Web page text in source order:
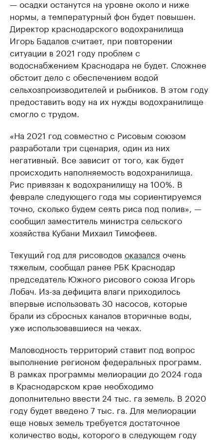
— осадки останутся на уровне около и ниже
нормы, а температурный фон будет повышен.
Директор краснодарского водохранилища
Игорь Бадалов считает, при повторении
ситуации в 2021 году проблем с
водоснабжением Краснодара не будет. Сложнее
обстоит дело с обеспечением водой
сельхозпроизводителей и рыбников. В этом году
предоставить воду на их нужды водохранилище
смогло с трудом.
«На 2021 год совместно с Рисовым союзом
разработали три сценария, один из них
негативный. Все зависит от того, как будет
происходить наполняемость водохранилища.
Рис привязан к водохранилищу на 100%. В
феврале следующего года мы сориентируемся
точно, сколько будем сеять риса под полив», —
сообщил заместитель министра сельского
хозяйства Кубани Михаил Тимофеев.
Текущий год для рисоводов оказался очень
тяжелым, сообщал ранее РБК Краснодар
председатель Южного рисового союза Игорь
Лобач. Из-за дефицита влаги приходилось
впервые использовать 30 насосов, которые
брали из сбросных каналов вторичные воды,
уже использовавшиеся на чеках.
Маловодность территорий ставит под вопрос
выполнение регионом федеральных программ.
В рамках программы мелиорации до 2024 года
в Краснодарском крае необходимо
дополнительно ввести 24 тыс. га земель. В 2020
году будет введено 7 тыс. га. Для мелиорации
еще новых земель требуется достаточное
количество воды, которого в следующем году